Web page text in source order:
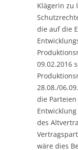
Klägerin zu
die auf die
09.02.2016
28.08./
die
des
wäre dies